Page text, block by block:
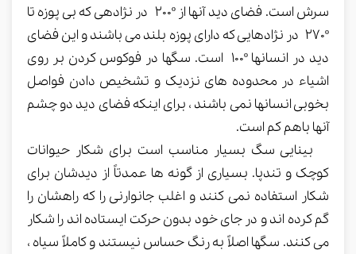
سرش است. فضای دید آنها از 200º در نژادهی که بی پوزه تا
270º در نژادهایی که دارای پوزه بلند می باشند و این فضای
دید در انسانها 100º است. سگها در فوکوس کردن بر روی
اشیاء در محدوده های نزدیک و تشخیص دادن فواصل
بخوبی انسانها نمی باشند ، برای اینکه فضای دید دو چشم
آنها باهم کم است.
بینایی سگ بسیار مناسب است برای شکار حیوانات
کوچک و تندپا. بسیاری از گونه ها عمدتاً از دیدشان برای
شکار استفاده نمی کنند و اغلب جانوارنی را که راهشان را
گم کرده اند و در جای خود بدون حرکت ایستاده اند را شکار
می کنند. سگها اصلاً به رنگ حساس نیستند و کاملاً سیاه ،